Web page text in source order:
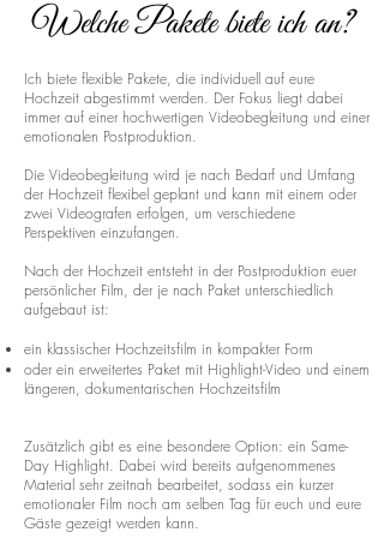
Welche Pakete biete ich an?
Ich biete flexible Pakete, die individuell auf eure
Hochzeit abgestimmt werden. Der Fokus liegt dabei
immer auf einer hochwertigen Videobegleitung und einer
emotionalen Postproduktion.
Die Videobegleitung wird je nach Bedarf und Umfang
der Hochzeit flexibel geplant und kann mit einem oder
zwei Videografen erfolgen, um verschiedene
Perspektiven einzufangen.
Nach der Hochzeit entsteht in der Postproduktion euer
persönlicher Film, der je nach Paket unterschiedlich
aufgebaut ist:
ein klassischer Hochzeitsfilm in kompakter Form
oder ein erweitertes Paket mit Highlight-Video und einem
längeren, dokumentarischen Hochzeitsfilm
Zusätzlich gibt es eine besondere Option: ein Same-
Day Highlight. Dabei wird bereits aufgenommenes
Material sehr zeitnah bearbeitet, sodass ein kurzer
emotionaler Film noch am selben Tag für euch und eure
Gäste gezeigt werden kann.